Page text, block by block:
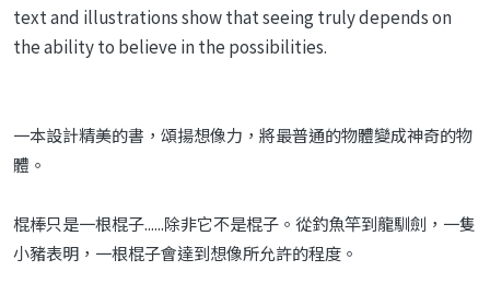
text and illustrations show that seeing truly depends on
the ability to believe in the possibilities.
一本設計精美的書，頌揚想像力，將最普通的物體變成神奇的物
體。
棍棒只是一根棍子......除非它不是棍子。從釣魚竿到龍馴劍，一隻
小豬表明，一根棍子會達到想像所允許的程度。